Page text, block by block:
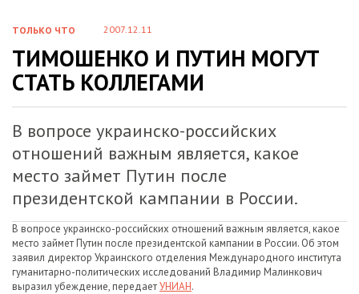
ТОЛЬКО ЧТО 2007.12.11
ТИМОШЕНКО И ПУТИН МОГУТ
СТАТЬ КОЛЛЕГАМИ
В вопросе украинско-российских
отношений важным является, какое
место займет Путин после
президентской кампании в России.
В вопросе украинско-российских отношений важным является, какое
место займет Путин после президентской кампании в России. Об этом
заявил директор Украинского отделения Международного института
гуманитарно-политических исследований Владимир Малинкович
выразил убеждение, передаетУНИАН.